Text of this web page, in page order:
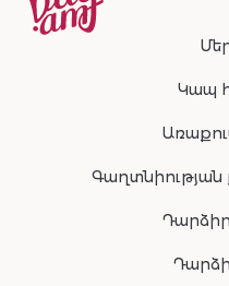
Կապ
Գաղտնիության